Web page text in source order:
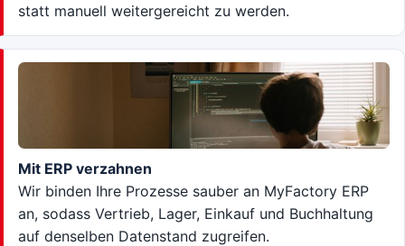
statt manuell weitergereicht zu werden.
Mit ERP verzahnen
Wir binden Ihre Prozesse sauber an MyFactory ERP
an, sodass Vertrieb, Lager, Einkauf und Buchhaltung
auf denselben Datenstand zugreifen.